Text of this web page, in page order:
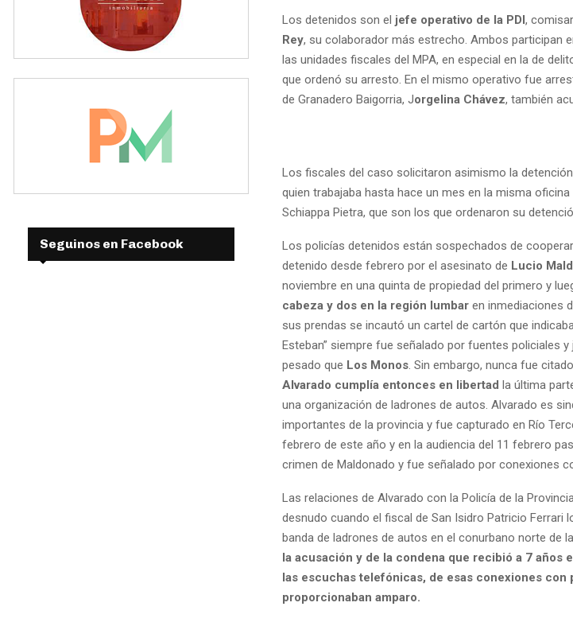
Los detenidos son el jefe operativo de la PDI,
Rey, su colaborador más estrecho. Ambos participan
las unidades fiscales del MPA, en especial en la de
que ordenó su arresto. En el mismo operativo fue
de Granadero Baigorria, Jorgelina Chávez, también
Los fiscales del caso solicitaron asimismo la
quien trabajaba hasta hace un mes en la misma
Schiappa Pietra, que son los que ordenaron su
Los policías detenidos están sospechados de
detenido desde febrero por el asesinato de Lucio
noviembre en una quinta de propiedad del primero y
cabeza y dos en la región lumbar en inmediaciones
sus prendas se incautó un cartel de cartón que
Esteban” siempre fue señalado por fuentes policiales
pesado que Los Monos . Sin embargo, nunca fue
Alvarado cumplía entonces en libertad la última
una organización de ladrones de autos. Alvarado es
importantes de la provincia y fue capturado en Río
febrero de este año y en la audiencia del 11 febrero
crimen de Maldonado y fue señalado por conexiones
Las relaciones de Alvarado con la Policía de la
desnudo cuando el fiscal de San Isidro Patricio Ferrari
banda de ladrones de autos en el conurbano norte de
la acusación y de la condena que recibió a 7 años
las escuchas telefónicas, de esas conexiones con
proporcionaban amparo.
Seguinos en Facebook